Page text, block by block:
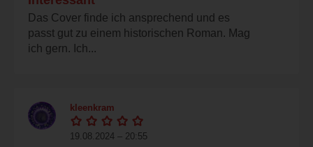
Das Cover finde ich ansprechend und es
passt gut zu einem historischen Roman. Mag
ich gern. Ich...
kleenkram
19.08.2024 – 20:55